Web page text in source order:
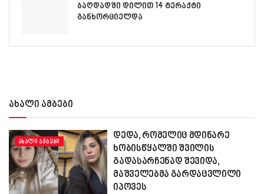
ბაღდადში დილით 14 ტერაქტი
განხორციელდა
ახალი ამბები
ᲐᲮᲐᲚᲘ ᲐᲛᲑᲔᲑᲘ
დედა, რომელიც მდინარე
ხობისწყალში შვილის
გადასარჩენად შევიდა,
მაშველებმა გარდაცვლილი
იპოვეს